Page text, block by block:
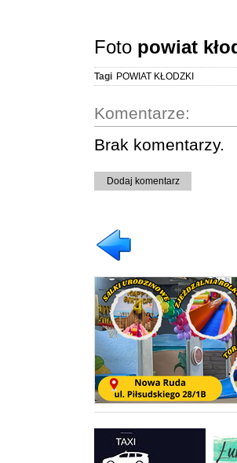
Foto powiat
Tagi POWIAT KŁODZKI
Komentarze:
Brak komentarzy.
Dodaj komentarz